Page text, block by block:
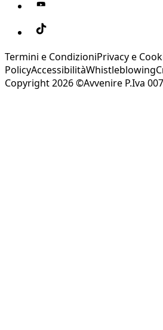
Termini e CondizioniPrivacy e
PolicyAccessibilitàWhistleblowing
Copyright 2026 ©Avvenire P.Iva